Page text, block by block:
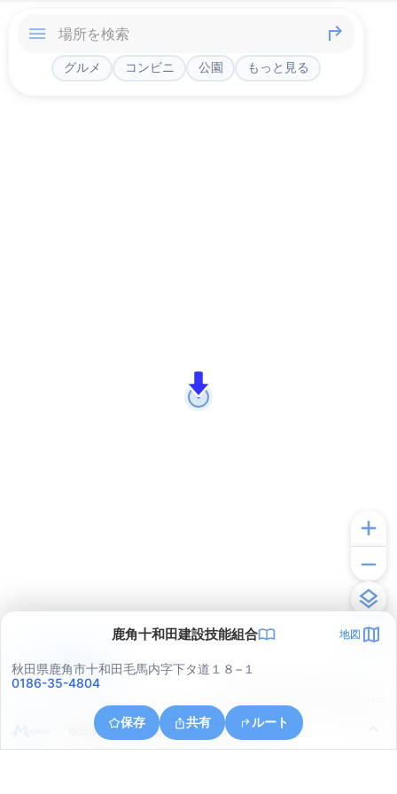
グルメ コンビニ 公園 もっと見る
鹿角十和田建設技能組合 地図
秋田県鹿角市十和田毛馬内字下タ道１８−１
0186-35-4804
保存 共有 ルート
秋田県鹿角市十和田瀬田石字瀬田石沢
アプリで見る